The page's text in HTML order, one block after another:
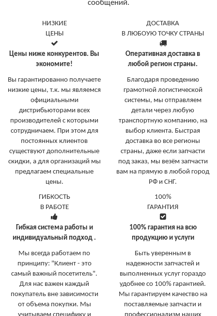
сообщений.
НИЗКИЕ
ЦЕНЫ
Цены ниже конкурентов. Вы
экономите!
Вы гарантированно получаете
низкие цены, т.к. мы являемся
официальными
дистрибьюторами всех
производителей с которыми
сотрудничаем. При этом для
постоянных клиентов
существуют дополнительные
скидки, а для организаций мы
предлагаем специальные
цены.
ДОСТАВКА
В ЛЮБОУЮ ТОЧКУ СТРАНЫ
Оперативная доставка в
любой регион страны.
Благодаря проведению
грамотной логистической
системы, мы отправляем
детали через любую
транспортную компанию, на
выбор клиента. Быстрая
доставка во все регионы
страны, даже если запчасти
под заказ, мы везём запчасти
вам на прямую в любой город
РФ и СНГ.
ГИБКОСТЬ
В РАБОТЕ
Гибкая система работы и
индивидуальный подход .
Мы всегда работаем по
принципу: "Клиент - это
самый важный посетитель".
Для нас важен каждый
покупатель вне зависимости
от объема покупки. Мы
100%
ГАРАНТИЯ
100% гарантия на всю
продукцию и услуги
Быть уверенным в
надежности запчастей и
выполненных услуг гораздо
удобнее со 100% гарантией.
Мы гарантируем качество на
поставляемые запчасти и